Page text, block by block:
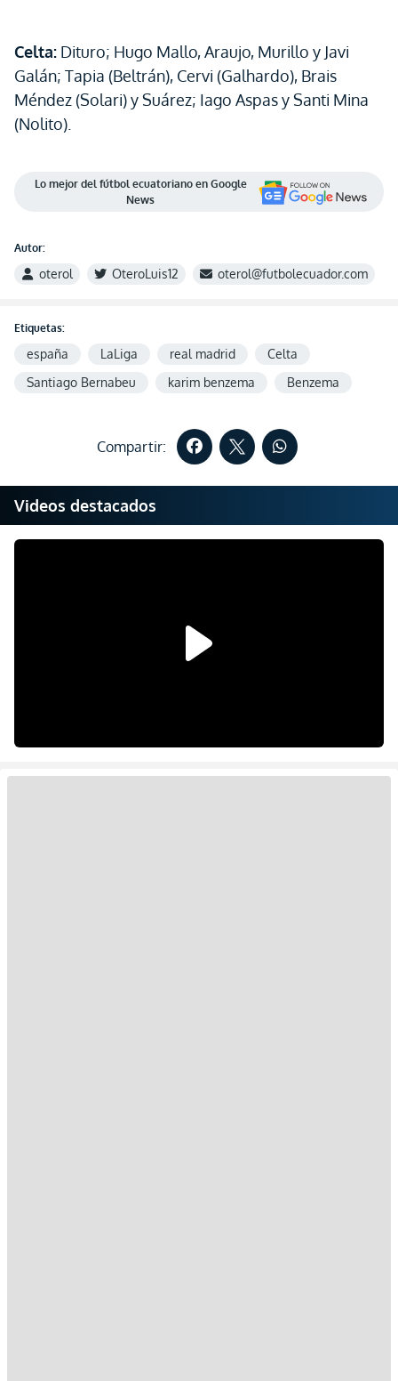
Celta: Dituro; Hugo Mallo, Araujo, Murillo y Javi
Galán; Tapia (Beltrán), Cervi (Galhardo), Brais
Méndez (Solari) y Suárez; Iago Aspas y Santi Mina
(Nolito).
Lo mejor del fútbol ecuatoriano en Google
News
Autor:
oterol OteroLuis12 oterol@futbolecuador.com
Etiquetas:
españa LaLiga real madrid
Celta
Santiago Bernabeu
karim benzema Benzema
Compartir:
Videos destacados